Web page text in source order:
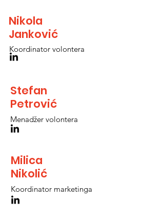
Nikola
Janković
Koordinator volontera
Stefan
Petrović
Menadžer volontera
Milica
Nikolić
Koordinator marketinga